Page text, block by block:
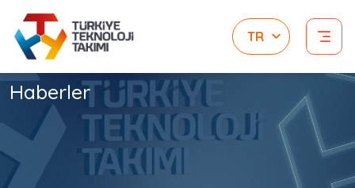
Haberler